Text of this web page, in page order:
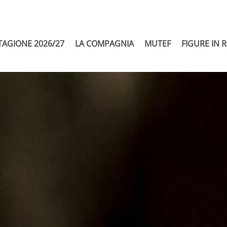
2026/27 LA COMPAGNIA MUTEF FIGURE IN